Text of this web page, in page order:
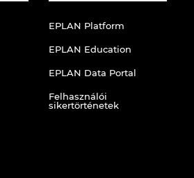
EPLAN Platform
EPLAN Education
EPLAN Data Portal
Felhasználói
sikertörténetek